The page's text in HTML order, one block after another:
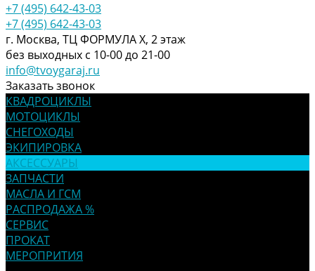
+7 (495) 642-43-03
+7 (495) 642-43-03
г. Москва, ТЦ ФОРМУЛА Х, 2 этаж
без выходных с 10-00 до 21-00
info@tvoygaraj.ru
Заказать звонок
КВАДРОЦИКЛЫ
МОТОЦИКЛЫ
СНЕГОХОДЫ
ЭКИПИРОВКА
АКСЕССУАРЫ
ЗАПЧАСТИ
МАСЛА И ГСМ
РАСПРОДАЖА %
СЕРВИС
ПРОКАТ
МЕРОПРИТИЯ